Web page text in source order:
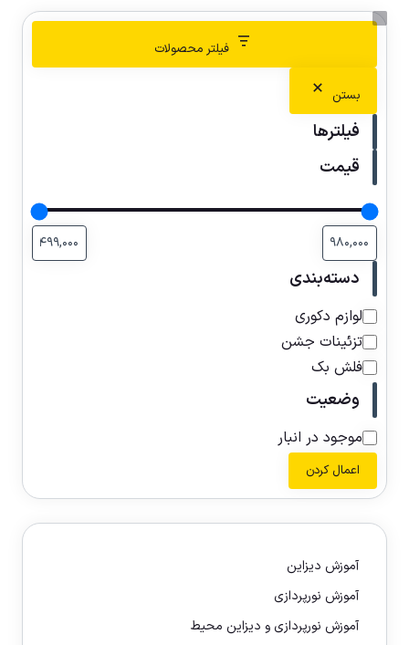
فیلتر محصولات
بستن
فیلترها
قیمت
دسته‌بندی
لوازم دکوری
تزئینات جشن
فلش بک
وضعیت
موجود در انبار
اعمال کردن
آموزش دیزاین
آموزش نورپردازی
آموزش نورپردازی و دیزاین محیط